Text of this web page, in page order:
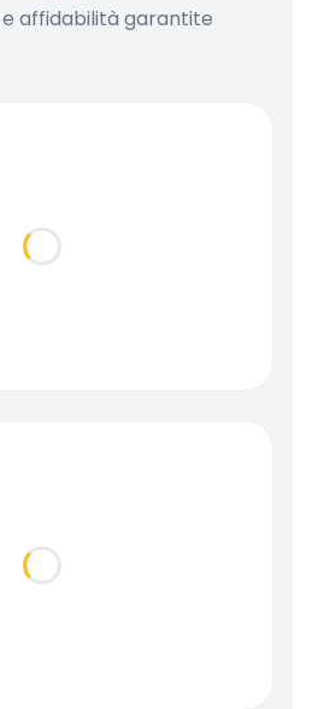
affidabilità garantite
Loading...
Loading...